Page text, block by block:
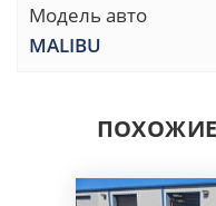
Модель авто
MALIBU